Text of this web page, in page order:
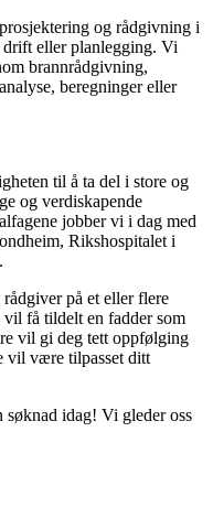
og rådgivning i
drift eller planlegging. Vi
brannrådgivning,
beregninger eller
til å ta del i store og
og verdiskapende
jobber vi i dag med
Rikshospitalet i
på et eller flere
vil få tildelt en fadder som
vil gi deg tett oppfølging
vil være tilpasset ditt
søknad idag! Vi gleder oss